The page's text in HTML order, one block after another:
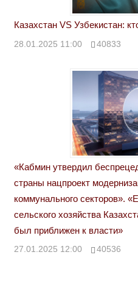
Казахстан VS Узбекистан:
28.01.2025 11:00 40833
«Кабмин утвердил
страны нацпроект
коммунального секторов».
сельского хозяйства
был приближен к власти»
27.01.2025 12:00 40536